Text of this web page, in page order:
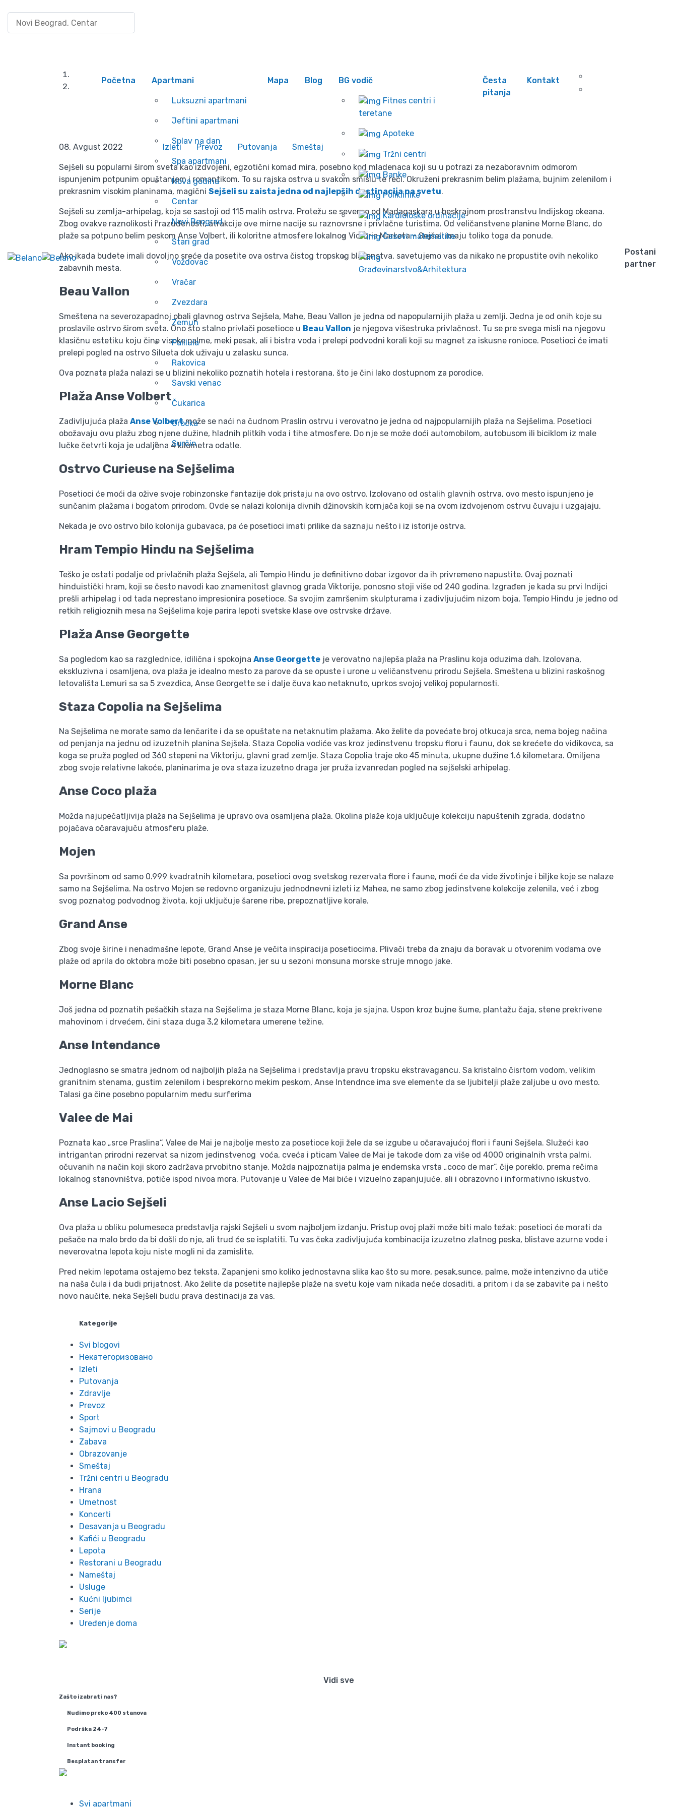
Početna Apartmani
Luksuzni apartmani
Jeftini apartmani
Splav na dan
Spa apartmani
Nova godina
Centar
Novi Beograd
Stari grad
Voždovac
Vračar
Zvezdara
Zemun
Palilula
Rakovica
Savski venac
Čukarica
Grocka
Surčin
Mapa Blog BG vodič
Fitnes centri i
teretane
Apoteke
Tržni centri
Banke
Poliklinike
Kardiološke ordinacije
Časovi matematike
Građevinarstvo&Arhitektura
Česta
pitanja
Kontakt
Postani
partner
Šta obići i videti na Sejšelima
08. Avgust 2022 Izleti Prevoz Putovanja Smeštaj
Sejšeli su popularni širom sveta kao izdvojeni, egzotični komad mira, posebno kod mladenaca koji su u potrazi za nezaboravnim odmorom
ispunjenim potpunim opuštanjem i romantikom. To su rajska ostrva u svakom smislu te reči. Okruženi prekrasnim belim plažama, bujnim zelenilom i
prekrasnim visokim planinama, magični Sejšeli su zaista jedna od najlepših destinacija na svetu.
Sejšeli su zemlja-arhipelag, koja se sastoji od 115 malih ostrva. Protežu se severno od Madagaskara u beskrajnom prostranstvu Indijskog okeana.
Zbog ovakve raznolikosti i razuđenosti, atrakcije ove mirne nacije su raznovrsne i privlačne turistima. Od veličanstvene planine Morne Blanc, do
plaže sa potpuno belim peskom Anse Volbert, ili koloritne atmosfere lokalnog Victoria Marketa – Sejšeli imaju toliko toga da ponude.
Ako ikada budete imali dovoljno sreće da posetite ova ostrva čistog tropskog blaženstva, savetujemo vas da nikako ne propustite ovih nekoliko
zabavnih mesta.
Beau Vallon
Smeštena na severozapadnoj obali glavnog ostrva Sejšela, Mahe, Beau Vallon je jedna od napopularnijih plaža u zemlji. Jedna je od onih koje su
proslavile ostrvo širom sveta. Ono što stalno privlači posetioce u Beau Vallon je njegova višestruka privlačnost. Tu se pre svega misli na njegovu
klasičnu estetiku koju čine visoke palme, meki pesak, ali i bistra voda i prelepi podvodni korali koji su magnet za iskusne ronioce. Posetioci će imati
prelepi pogled na ostrvo Silueta dok uživaju u zalasku sunca.
Ova poznata plaža nalazi se u blizini nekoliko poznatih hotela i restorana, što je čini lako dostupnom za porodice.
Plaža Anse Volbert
Zadivljujuća plaža Anse Volbertmože se naći na čudnom Praslin ostrvu i verovatno je jedna od najpopularnijih plaža na Sejšelima. Posetioci
obožavaju ovu plažu zbog njene dužine, hladnih plitkih voda i tihe atmosfere. Do nje se može doći automobilom, autobusom ili biciklom iz male
lučke četvrti koja je udaljena 4 kilometra odatle.
Ostrvo Curieuse na Sejšelima
Posetioci će moći da ožive svoje robinzonske fantazije dok pristaju na ovo ostrvo. Izolovano od ostalih glavnih ostrva, ovo mesto ispunjeno je
sunčanim plažama i bogatom prirodom. Ovde se nalazi kolonija divnih džinovskih kornjača koji se na ovom izdvojenom ostrvu čuvaju i uzgajaju.
Nekada je ovo ostrvo bilo kolonija gubavaca, pa će posetioci imati prilike da saznaju nešto i iz istorije ostrva.
Hram Tempio Hindu na Sejšelima
Teško je ostati podalje od privlačnih plaža Sejšela, ali Tempio Hindu je definitivno dobar izgovor da ih privremeno napustite. Ovaj poznati
hinduistički hram, koji se često navodi kao znamenitost glavnog grada Viktorije, ponosno stoji više od 240 godina. Izgrađen je kada su prvi Indijci
prešli arhipelag i od tada neprestano impresionira posetioce. Sa svojim zamršenim skulpturama i zadivljujućim nizom boja, Tempio Hindu je jedno od
retkih religioznih mesa na Sejšelima koje parira lepoti svetske klase ove ostrvske države.
Plaža Anse Georgette
Sa pogledom kao sa razglednice, idilična i spokojna Anse Georgette je verovatno najlepša plaža na Praslinu koja oduzima dah. Izolovana,
ekskluzivna i osamljena, ova plaža je idealno mesto za parove da se opuste i urone u veličanstvenu prirodu Sejšela. Smeštena u blizini raskošnog
letovališta Lemuri sa sa 5 zvezdica, Anse Georgette se i dalje čuva kao netaknuto, uprkos svojoj velikoj popularnosti.
Staza Copolia na Sejšelima
Na Sejšelima ne morate samo da lenčarite i da se opuštate na netaknutim plažama. Ako želite da povećate broj otkucaja srca, nema bojeg načina
od penjanja na jednu od izuzetnih planina Sejšela. Staza Copolia vodiće vas kroz jedinstvenu tropsku floru i faunu, dok se krećete do vidikovca, sa
koga se pruža pogled od 360 stepeni na Viktoriju, glavni grad zemlje. Staza Copolia traje oko 45 minuta, ukupne dužine 1.6 kilometara. Omiljena
zbog svoje relativne lakoće, planinarima je ova staza izuzetno draga jer pruža izvanredan pogled na sejšelski arhipelag.
Anse Coco plaža
Možda najupečatljivija plaža na Sejšelima je upravo ova osamljena plaža. Okolina plaže koja uključuje kolekciju napuštenih zgrada, dodatno
pojačava očaravajuču atmosferu plaže.
Mojen
Sa površinom od samo 0.999 kvadratnih kilometara, posetioci ovog svetskog rezervata flore i faune, moći će da vide životinje i biljke koje se nalaze
samo na Sejšelima. Na ostrvo Mojen se redovno organizuju jednodnevni izleti iz Mahea, ne samo zbog jedinstvene kolekcije zelenila, već i zbog
svog poznatog podvodnog života, koji uključuje šarene ribe, prepoznatljive korale.
Grand Anse
Zbog svoje širine i nenadmašne lepote, Grand Anse je večita inspiracija posetiocima. Plivači treba da znaju da boravak u otvorenim vodama ove
plaže od aprila do oktobra može biti posebno opasan, jer su u sezoni monsuna morske struje mnogo jake.
Morne Blanc
Još jedna od poznatih pešačkih staza na Sejšelima je staza Morne Blanc, koja je sjajna. Uspon kroz bujne šume, plantažu čaja, stene prekrivene
mahovinom i drvećem, čini staza duga 3,2 kilometara umerene težine.
Anse Intendance
Jednoglasno se smatra jednom od najboljih plaža na Sejšelima i predstavlja pravu tropsku ekstravagancu. Sa kristalno čisrtom vodom, velikim
granitnim stenama, gustim zelenilom i besprekorno mekim peskom, Anse Intendnce ima sve elemente da se ljubitelji plaže zaljube u ovo mesto.
Talasi ga čine posebno popularnim među surferima
Valee de Mai
Poznata kao „srce Praslina“, Valee de Mai je najbolje mesto za posetioce koji žele da se izgube u očaravajućoj flori i fauni Sejšela. Služeći kao
intrigantan prirodni rezervat sa nizom jedinstvenog voća, cveća i pticam Valee de Mai je takođe dom za više od 4000 originalnih vrsta palmi,
očuvanih na način koji skoro zadržava prvobitno stanje. Možda najpoznatija palma je endemska vrsta „coco de mar“, čije poreklo, prema rečima
lokalnog stanovništva, potiče ispod nivoa mora. Putovanje u Valee de Mai biće i vizuelno zapanjujuće, ali i obrazovno i informativno iskustvo.
Anse Lacio Sejšeli
Ova plaža u obliku polumeseca predstavlja rajski Sejšeli u svom najboljem izdanju. Pristup ovoj plaži može biti malo težak: posetioci će morati da
pešače na malo brdo da bi došli do nje, ali trud će se isplatiti. Tu vas čeka zadivljujuća kombinacija izuzetno zlatnog peska, blistave azurne vode i
neverovatna lepota koju niste mogli ni da zamislite.
Pred nekim lepotama ostajemo bez teksta. Zapanjeni smo koliko jednostavna slika kao što su more, pesak,sunce, palme, može intenzivno da utiče
na naša čula i da budi prijatnost. Ako želite da posetite najlepše plaže na svetu koje vam nikada neće dosaditi, a pritom i da se zabavite pa i nešto
novo naučite, neka Sejšeli budu prava destinacija za vas.
Kategorije
Svi blogovi
Некатегоризовано
Izleti
Putovanja
Zdravlje
Prevoz
Sport
Sajmovi u Beogradu
Zabava
Obrazovanje
Smeštaj
Tržni centri u Beogradu
Hrana
Umetnost
Koncerti
Desavanja u Beogradu
Kafići u Beogradu
Lepota
Restorani u Beogradu
Nameštaj
Usluge
Kućni ljubimci
Serije
Uređenje doma
Vidi sve
Zašto izabrati nas?
Nudimo preko 400 stanova
Podrška 24-7
Instant booking
Besplatan transfer
Svi apartmani